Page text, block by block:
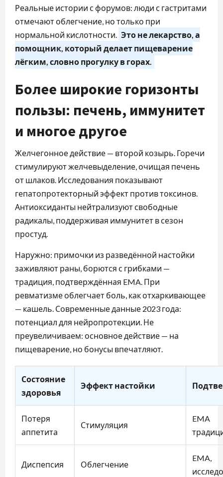
Реальные истории с форумов: люди с гастритами
отмечают облегчение, но только при
нормальной кислотности. Это не лекарство, а
помощник, который делает пищеварение
лёгким, словно прогулку в горах.
Более широкие горизонты
пользы: печень, иммунитет
и многое другое
Желчегонное действие — второй козырь. Горечи
стимулируют желчевыделение, очищая печень
от шлаков. Исследования показывают
гепатопротекторный эффект против токсинов.
Антиоксиданты нейтрализуют свободные
радикалы, поддерживая иммунитет в сезон
простуд.
Наружно: примочки из разведённой настойки
заживляют раны, борются с грибками —
традиция, подтверждённая EMA. При
ревматизме облегчает боль, как отхаркивающее
— кашель. Современные данные 2023 года:
потенциал для нейропротекции. Не
преувеличиваем: основное действие — на
пищеварение, но бонусы впечатляют.
Состояние
здоровья
Эффект настойки
Потеря
аппетита
Стимуляция
EMA
Диспепсия Облегчение
EMA,